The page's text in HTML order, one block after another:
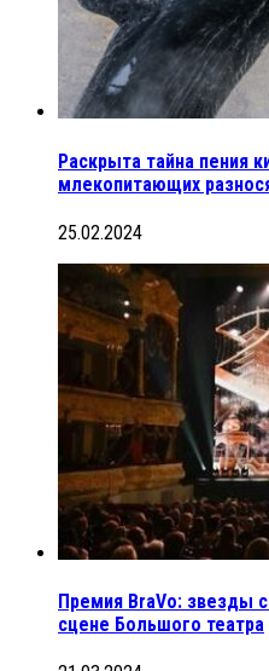
Раскрыта тайна пения
млекопитающих
25.02.2024
Премия BraVo: звезды
сцене Большого театра